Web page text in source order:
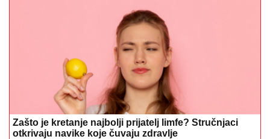
Zašto je kretanje najbolji prijatelj limfe? Stručnjaci
otkrivaju navike koje čuvaju zdravlje